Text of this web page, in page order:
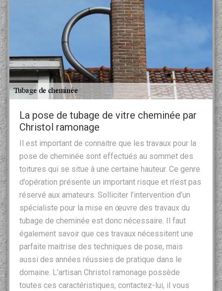
La pose de tubage de vitre cheminée par
Christol ramonage
Il est important de connaitre que les travaux pour la
pose de cheminée sont effectués au sommet des
toitures qui se situe à une certaine hauteur. Ce genre
d’opération présente un important risque et n’est pas
réservé aux amateurs. Solliciter l’intervention d’un
spécialiste pour la mise en œuvre des travaux du
tubage de cheminée est donc nécessaire. Il faut
également savoir que ces travaux nécessitent une
parfaite maitrise des techniques de pose, mais
aussi des années réussies de pratique dans le
domaine. L’artisan Christol ramonage possède
toutes ces caractéristiques, contactez-lui, il vous